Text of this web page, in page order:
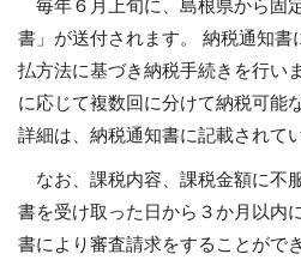
毎年６月上旬に、島根県から固
書」が送付されます。 納税通知書
払方法に基づき納税手続きを行い
に応じて複数回に分けて納税可能
詳細は、納税通知書に記載されて
なお、課税内容、課税金額に不
書を受け取った日から３か月以内
書により審査請求をすることがで